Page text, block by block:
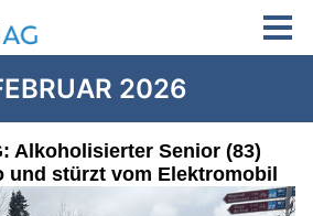
2026
Alkoholisierter Senior (83)
und stürzt vom Elektromobil